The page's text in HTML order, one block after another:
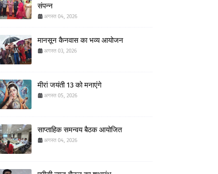
संपन्न
अगस्त 04, 2026
मानसून कैनवास का भव्य आयोजन
अगस्त 03, 2026
मीरां जयंती 13 को मनाएंगे
अगस्त 05, 2026
साप्ताहिक समन्वय बैठक आयोजित
अगस्त 04, 2026